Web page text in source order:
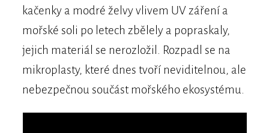
kačenky a modré želvy vlivem UV záření a
mořské soli po letech zbělely a popraskaly,
jejich materiál se nerozložil. Rozpadl se na
mikroplasty, které dnes tvoří neviditelnou, ale
nebezpečnou součást mořského ekosystému.